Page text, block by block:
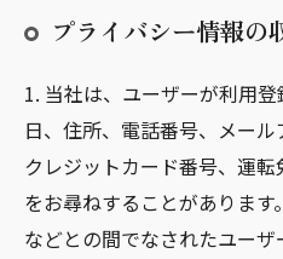
プライバシー情報の
1. 当社は、ユーザーが利用
日、住所、電話番号、メール
クレジットカード番号、運
をお尋ねすることがありま
などとの間でなされたユー